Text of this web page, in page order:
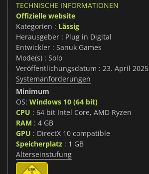
TECHNISCHE INFORMATIONEN
Offizielle website
Kategorien : Lässig
Herausgeber : Plug in Digital
Entwickler : Sanuk Games
Mode(s) : Solo
Veröffentlichungsdatum : 23. April 2025
Systemanforderungen
Minimum
OS: Windows 10 (64 bit)
CPU : 64 bit Intel Core, AMD Ryzen
RAM : 4 GB
GPU : DirectX 10 compatible
Speicherplatz : 1 GB
Alterseinstufung